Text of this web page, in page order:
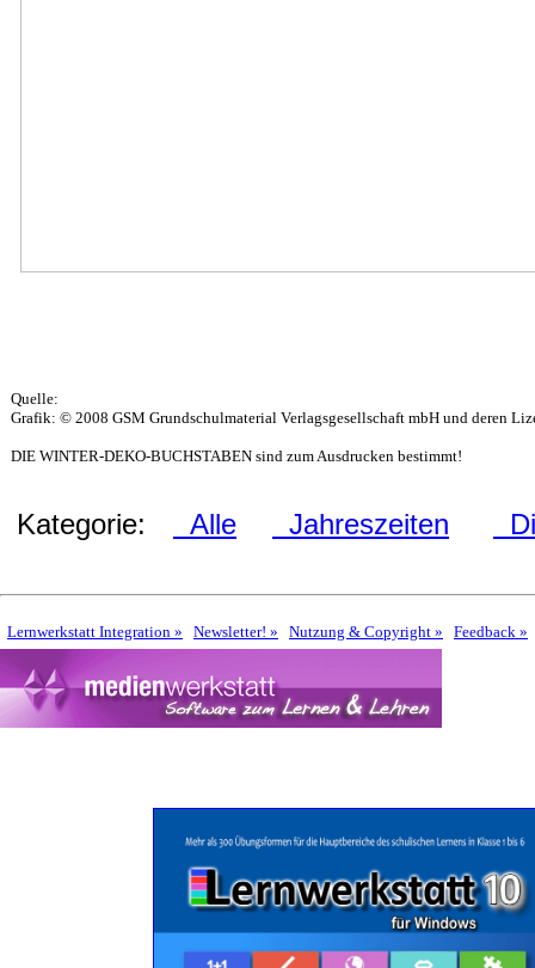
Quelle:
Grafik: © 2008 GSM Grundschulmaterial Verlagsgesellschaft mbH und deren
DIE WINTER-DEKO-BUCHSTABEN sind zum Ausdrucken bestimmt!
Kategorie: Alle Jahreszeiten
Lernwerkstatt Integration » Newsletter! » Nutzung & Copyright » Feedback »